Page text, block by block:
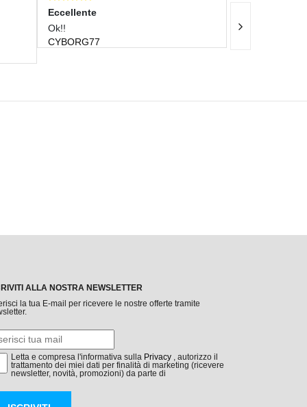
Eccellente
Ok!!
CYBORG77
Ottimo
ALLA NOSTRA NEWSLETTER
la tua E-mail per ricevere le nostre offerte tramite
Letta e compresa l'informativa sulla Privacy , autorizzo il
trattamento dei miei dati per finalità di marketing (ricevere
newsletter, novità, promozioni) da parte di